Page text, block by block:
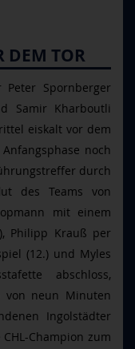
DEM TOR
Spornberger
Samir Kharboutli
eiskalt vor dem
noch
durch
des Teams von
mit einem
Philipp Krauß per
(12.) und Myles
abschloss,
von neun Minuten
Ingolstädter
Champion zum